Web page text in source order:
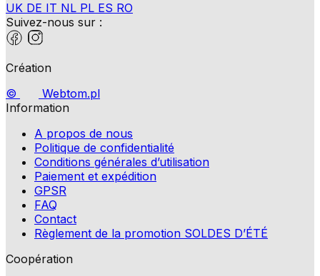
UK DE IT NL PL ES RO
Suivez-nous sur :
Création
©
Webtom.pl
Information
A propos de nous
Politique de confidentialité
Conditions générales d’utilisation
Paiement et expédition
GPSR
FAQ
Contact
Règlement de la promotion SOLDES D’ÉTÉ
Coopération